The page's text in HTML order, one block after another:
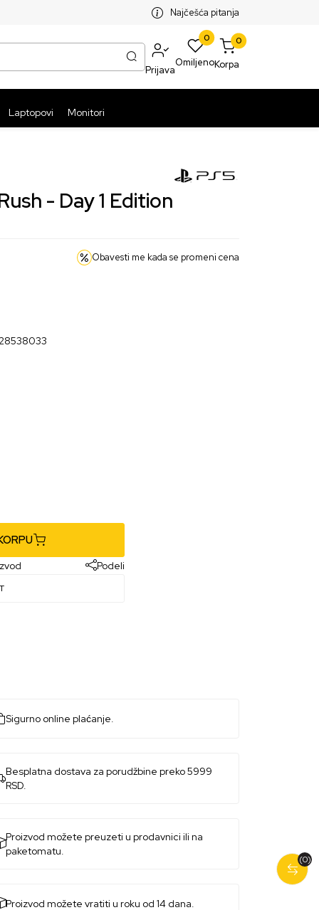
ISPORUKA PAKETA PREKO 5999 RSDNajčešća pitanja
Prijava
0
Omiljeno
0
Korpa
Laptopovi Monitori
- Day 1 Edition
Obavesti me kada se promeni cena
Podeli
(0)
Sigurno online plaćanje.
Besplatna dostava za porudžbine preko 5999
RSD.
Proizvod možete preuzeti u prodavnici ili na
paketomatu.
Proizvod možete vratiti u roku od 14 dana.